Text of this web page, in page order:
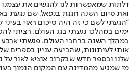
דלתות שמאפשרות לנו להגשים את
ואת סיום השנה חגגת בנפאל, שם נגעת
ימים במהלכו נגעתי בגג העולם. רציתי
במהלך השנה ברחבי העולם. פגשתי ארבע
אותי לעיתונות, שהביעה עניין בספרים
שלנו ובספר חדש שבקרוב אוציא לאור
מי שמגיע מהמדינה עם המקום הנמוך